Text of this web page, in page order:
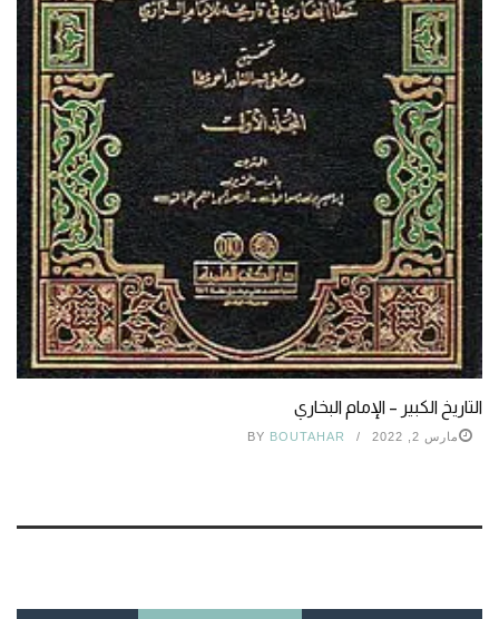
التاريخ الكبير – الإمام البخاري
مارس 2, 2022 BY BOUTAHAR